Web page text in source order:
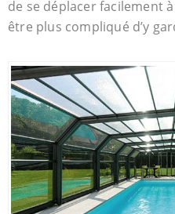
de se déplacer facilement
être plus compliqué d’y